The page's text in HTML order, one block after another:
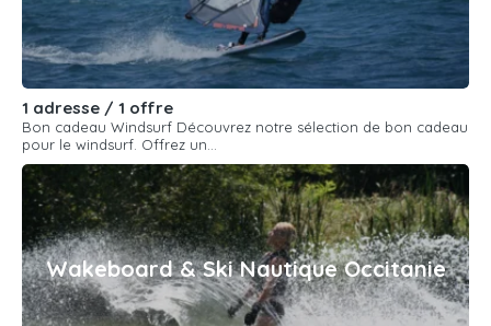
1 adresse / 1 offre
Bon cadeau Windsurf Découvrez notre sélection de bon cadeau
pour le windsurf. Offrez un...
Wakeboard & Ski Nautique Occitanie